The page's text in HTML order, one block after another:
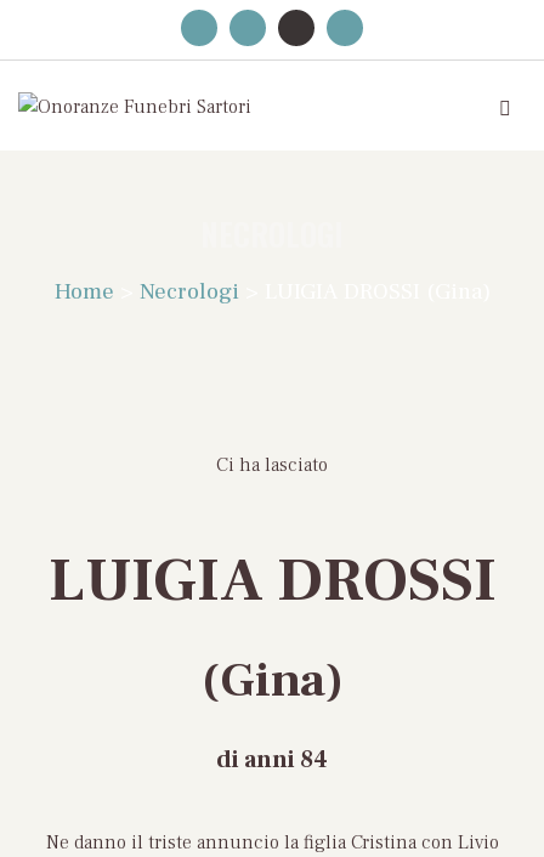
Home Necrologi>
Ci ha lasciato
LUIGIA DROSSI
(Gina)
di anni 84
Ne danno il triste annuncio la figlia Cristina con Livio